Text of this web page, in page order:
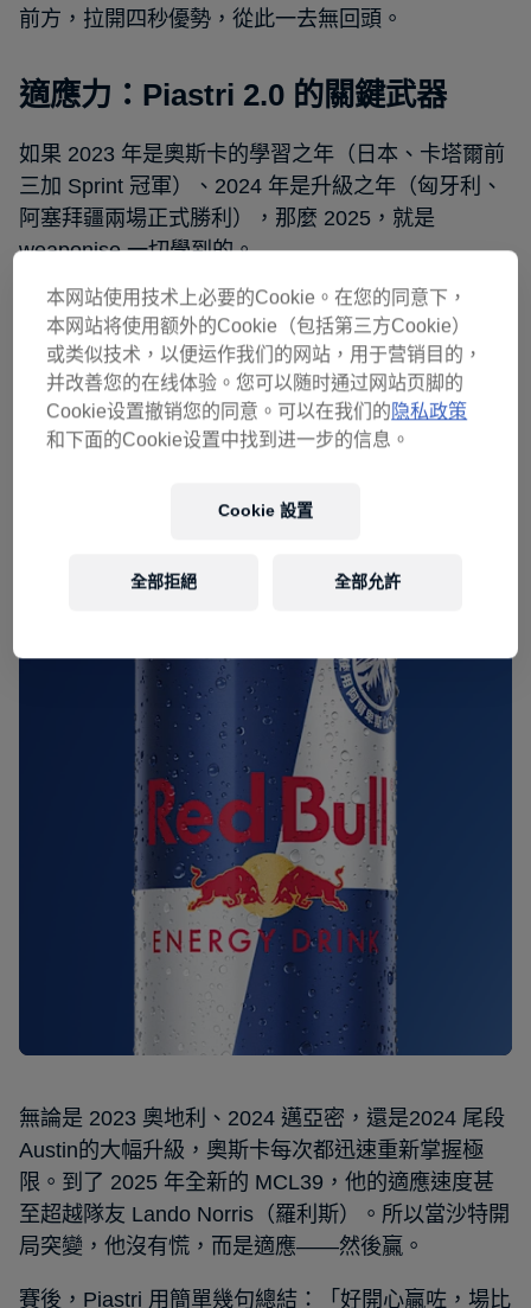
前方，拉開四秒優勢，從此一去無回頭。
適應力：Piastri 2.0 的關鍵武器
如果 2023 年是奧斯卡的學習之年（日本、卡塔爾前
三加 Sprint 冠軍）、2024 年是升級之年（匈牙利、
阿塞拜疆兩場正式勝利），那麼 2025，就是
weaponise 一切學到的。
適應力，似乎一直是奧斯卡靜靜地贏的超能力。
Red Bull 能量飲品
無論是 2023 奧地利、2024 邁亞密，還是2024 尾段
Austin的大幅升級，奧斯卡每次都迅速重新掌握極
限。到了 2025 年全新的 MCL39，他的適應速度甚
至超越隊友 Lando Norris（羅利斯）。所以當沙特開
局突變，他沒有慌，而是適應——然後贏。
賽後，Piastri 用簡單幾句總結：「好開心贏咗，場比
本网站使用技术上必要的Cookie。在您的同意下，
本网站将使用额外的Cookie（包括第三方Cookie）
或类似技术，以便运作我们的网站，用于营销目的，
并改善您的在线体验。您可以随时通过网站页脚的
Cookie设置撤销您的同意。可以在我们的隐私政策
和下面的Cookie设置中找到进一步的信息。
Cookie 設置
全部拒絕 全部允許